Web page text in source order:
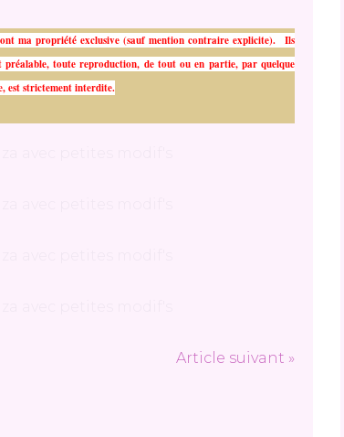
ma propriété exclusive (sauf mention contraire explicite). Ils
toute reproduction, de tout ou en partie, par quelque
est strictement interdite.
Article suivant »